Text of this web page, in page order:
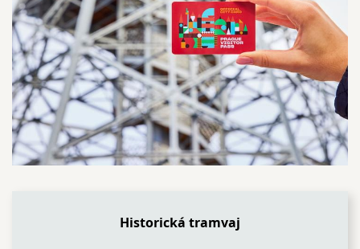
Historická tramvaj